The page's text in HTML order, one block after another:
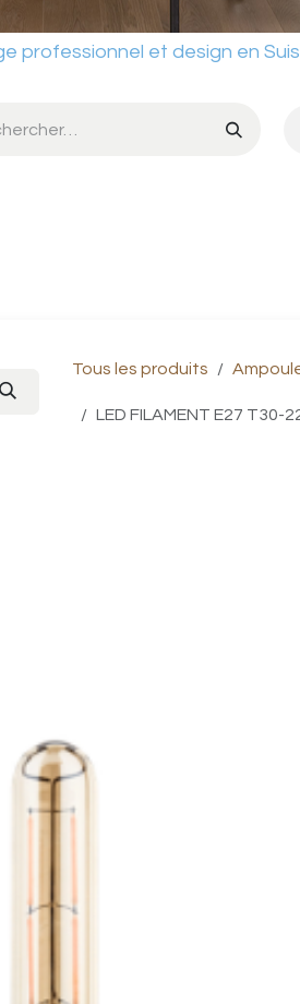
et design en
Tous les produits
LED FILAMENT E27 T30-